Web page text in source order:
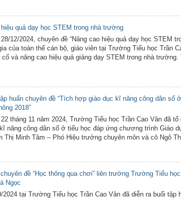
hiệu quả dạy học STEM trong nhà trường
12/2024, chuyên đề “Nâng cao hiệu quả dạy học STEM
của toàn thể cán bộ, giáo viên tại Trường Tiểu học Trần
và nâng cao hiệu quả giảng dạy STEM trong nhà trường.
huấn chuyên đề “Tích hợp giáo dục kĩ năng công dân số
2018”
tháng 11 năm 2024, Trường Tiểu học Trần Cao Vân đã
năng công dân số ở tiểu học đáp ứng chương trình Giáo
Thị Minh Tâm – Phó Hiệu trưởng chuyên môn và cô Ngô
đề “Học thông qua chơi” liên trường Trường Tiểu
Ngọc
2024 tại Trường Tiểu học Trần Cao Vân đã diễn ra buổi tập